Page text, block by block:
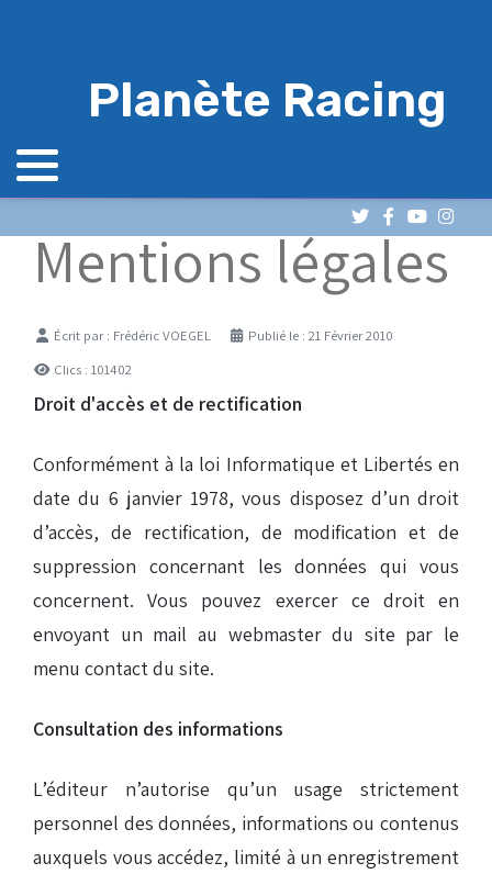
Planète Racing
Mentions légales
DétailsÉcrit par : Frédéric VOEGEL
Publié le : 21 Février 2010
Clics : 101402
Droit d'accès et de rectification
Conformément à la loi Informatique et Libertés en
date du 6 janvier 1978, vous disposez d’un droit
d’accès, de rectification, de modification et de
suppression concernant les données qui vous
concernent. Vous pouvez exercer ce droit en
envoyant un mail au webmaster du site par le
menu contact du site.
Consultation des informations
L’éditeur n’autorise qu’un usage strictement
personnel des données, informations ou contenus
auxquels vous accédez, limité à un enregistrement